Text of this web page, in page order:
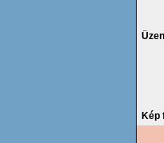
Kép